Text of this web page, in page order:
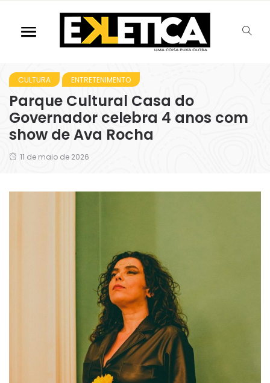
CULTURA ENTRETENIMENTO
Parque Cultural Casa do
Governador celebra 4 anos com
show de Ava Rocha
11 de maio de 2026